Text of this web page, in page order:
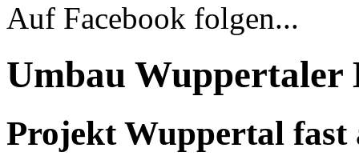
Auf Facebook folgen...
Umbau Wuppertaler
Projekt Wuppertal fast